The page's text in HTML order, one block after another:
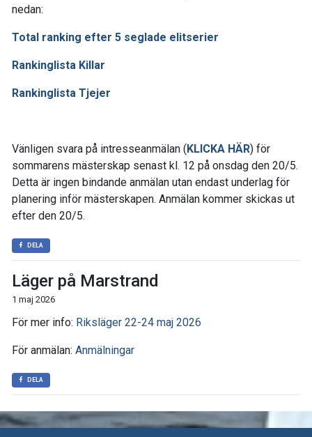
nedan:
Total ranking efter 5 seglade elitserier
Rankinglista Killar
Rankinglista Tjejer
Vänligen svara på intresseanmälan (KLICKA HÄR) för
sommarens mästerskap senast kl. 12 på onsdag den 20/5.
Detta är ingen bindande anmälan utan endast underlag för
planering inför mästerskapen. Anmälan kommer skickas ut
efter den 20/5.
DELA
Läger på Marstrand
1 maj 2026
För mer info: Riksläger 22-24 maj 2026
För anmälan: Anmälningar
DELA